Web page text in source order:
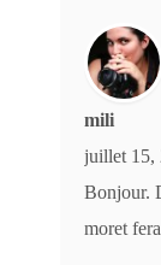
mili
juillet 15,
Bonjour.
moret